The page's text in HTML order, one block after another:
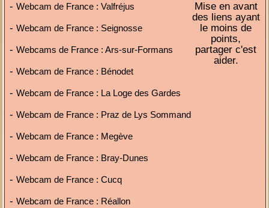
-Webcam de France : Valfréjus
-Webcam de France : Seignosse
-Webcams de France : Ars-sur-Formans
-Webcam de France : Bénodet
-Webcam de France : La Loge des Gardes
-Webcam de France : Praz de Lys Sommand
-Webcam de France : Megève
-Webcam de France : Bray-Dunes
-Webcam de France : Cucq
-Webcam de France : Réallon
Mise en avant
des liens ayant
le moins de
points,
partager c'est
aider.